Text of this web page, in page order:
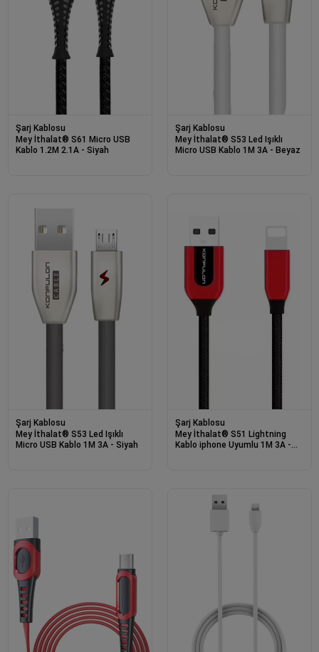
Şarj Kablosu
Mey İthalat® S61 Micro USB
Kablo 1.2M 2.1A - Siyah
Şarj Kablosu
Mey İthalat® S53 Led Işıklı
Micro USB Kablo 1M 3A - Beyaz
Şarj Kablosu
Mey İthalat® S53 Led Işıklı
Micro USB Kablo 1M 3A - Siyah
Şarj Kablosu
Mey İthalat® S51 Lightning
Kablo iphone Uyumlu 1M 3A -